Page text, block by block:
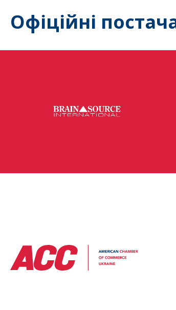
Офіційні